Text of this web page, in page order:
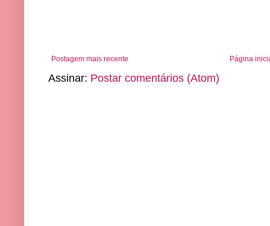
Postagem mais recente Página
Assinar: Postar comentários (Atom)